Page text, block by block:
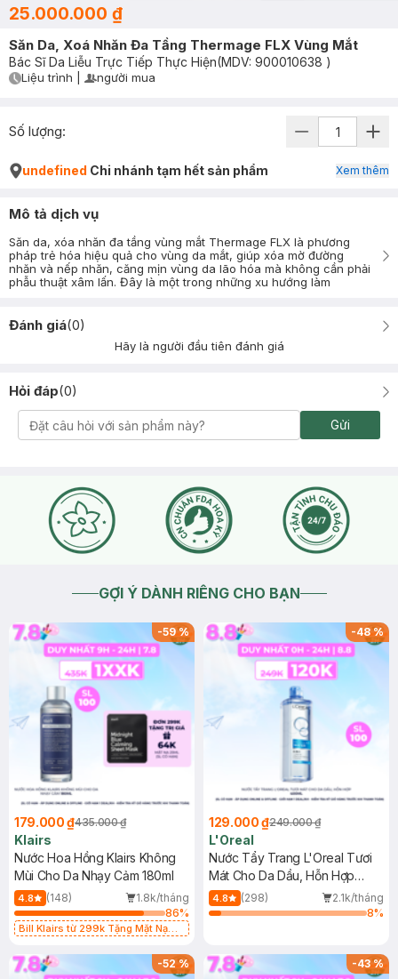
25.000.000 ₫
Săn Da, Xoá Nhăn Đa Tầng Thermage FLX Vùng Mắt
Bác Sĩ Da Liễu Trực Tiếp Thực Hiện(MDV: 900010638 )
Timer Gray Icon
Liệu trình User Product Icon
người mua
Số lượng:
undefined Chi nhánh tạm hết sản phẩm Xem thêm
Mô tả dịch vụ
Săn da, xóa nhăn đa tầng vùng mắt Thermage FLX là phương
pháp trẻ hóa hiệu quả cho vùng da mắt, giúp xóa mờ đường
nhăn và nếp nhăn, căng mịn vùng da lão hóa mà không cần phải
phẫu thuật xâm lấn. Đây là một trong những xu hướng làm
Đánh giá(0)
Hãy là người đầu tiên đánh giá
Hỏi đáp(0)
Gửi
GỢI Ý DÀNH RIÊNG CHO BẠN
-59%
179.000 ₫435.000 ₫
Klairs
Nước Hoa Hồng Klairs Không
Mùi Cho Da Nhạy Cảm 180ml
4.8 (148)
1.8k/tháng
86%
Bill Klairs từ 299k Tặng Mặt Nạ
25ml (SL Có Hạn)
-48%
129.000 ₫249.000 ₫
L'Oreal
Nước Tẩy Trang L'Oreal Tươi
Mát Cho Da Dầu, Hỗn Hợp
400ml
4.8 (298)
2.1k/tháng
8%
-52% -43%